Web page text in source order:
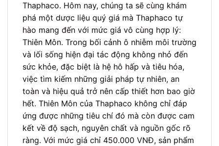
Thaphaco. Hôm nay, chúng ta sẽ cùng khám
phá một dược liệu quý giá mà Thaphaco tự
hào mang đến với mức giá vô cùng hợp lý:
Thiên Môn. Trong bối cảnh ô nhiễm môi trường
và lối sống hiện đại tác động không nhỏ đến
sức khỏe, đặc biệt là hệ hô hấp và tiêu hóa,
việc tìm kiếm những giải pháp tự nhiên, an
toàn và hiệu quả trở nên cấp thiết hơn bao giờ
hết. Thiên Môn của Thaphaco không chỉ đáp
ứng được những tiêu chí đó mà còn được cam
kết về độ sạch, nguyên chất và nguồn gốc rõ
ràng. Với mức giá chỉ 450.000 VNĐ, sản phẩm